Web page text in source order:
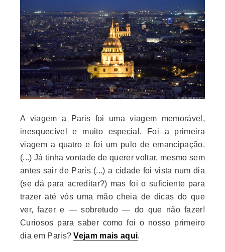
A viagem a Paris foi uma viagem memorável,
inesquecível e muito especial. Foi a primeira
viagem a quatro e foi um pulo de emancipação.
(...) Já tinha vontade de querer voltar, mesmo sem
antes sair de Paris (...) a cidade foi vista num dia
(se dá para acreditar?) mas foi o suficiente para
trazer até vós uma mão cheia de dicas do que
ver, fazer e — sobretudo — do que não fazer!
Curiosos para saber como foi o nosso primeiro
dia em Paris?Vejam mais aqui.